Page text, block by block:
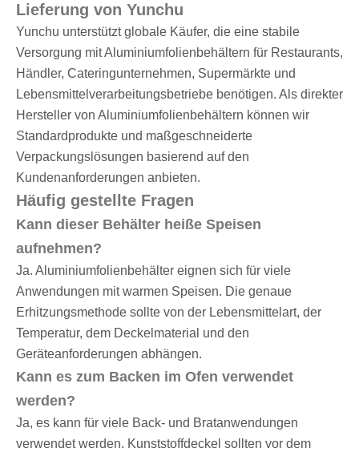
Lieferung von Yunchu
Yunchu unterstützt globale Käufer, die eine stabile
Versorgung mit Aluminiumfolienbehältern für Restaurants,
Händler, Cateringunternehmen, Supermärkte und
Lebensmittelverarbeitungsbetriebe benötigen. Als direkter
Hersteller von Aluminiumfolienbehältern können wir
Standardprodukte und maßgeschneiderte
Verpackungslösungen basierend auf den
Kundenanforderungen anbieten.
Häufig gestellte Fragen
Kann dieser Behälter heiße Speisen
aufnehmen?
Ja. Aluminiumfolienbehälter eignen sich für viele
Anwendungen mit warmen Speisen. Die genaue
Erhitzungsmethode sollte von der Lebensmittelart, der
Temperatur, dem Deckelmaterial und den
Geräteanforderungen abhängen.
Kann es zum Backen im Ofen verwendet
werden?
Ja, es kann für viele Back- und Bratanwendungen
verwendet werden. Kunststoffdeckel sollten vor dem